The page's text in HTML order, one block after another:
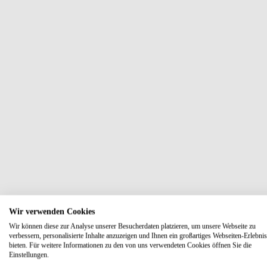
Wir verwenden Cookies
Wir können diese zur Analyse unserer Besucherdaten platzieren, um unsere Webseite zu
verbessern, personalisierte Inhalte anzuzeigen und Ihnen ein großartiges Webseiten-
bieten. Für weitere Informationen zu den von uns verwendeten Cookies öffnen Sie die
Einstellungen.